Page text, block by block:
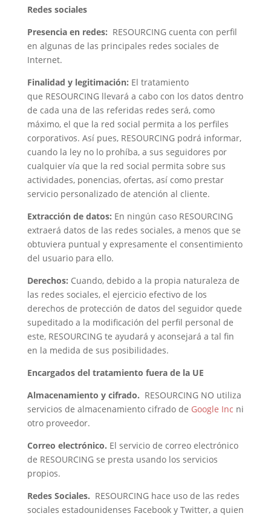
Redes sociales
Presencia en redes: RESOURCING cuenta con perfil
en algunas de las principales redes sociales de
Internet.
Finalidad y legitimación: El tratamiento
que RESOURCING llevará a cabo con los datos dentro
de cada una de las referidas redes será, como
máximo, el que la red social permita a los perfiles
corporativos. Así pues, RESOURCING podrá informar,
cuando la ley no lo prohíba, a sus seguidores por
cualquier vía que la red social permita sobre sus
actividades, ponencias, ofertas, así como prestar
servicio personalizado de atención al cliente.
Extracción de datos: En ningún caso RESOURCING
extraerá datos de las redes sociales, a menos que se
obtuviera puntual y expresamente el consentimiento
del usuario para ello.
Derechos: Cuando, debido a la propia naturaleza de
las redes sociales, el ejercicio efectivo de los
derechos de protección de datos del seguidor quede
supeditado a la modificación del perfil personal de
este, RESOURCING te ayudará y aconsejará a tal fin
en la medida de sus posibilidades.
Encargados del tratamiento fuera de la UE
Almacenamiento y cifrado. RESOURCING NO utiliza
servicios de almacenamiento cifrado de Google Inc ni
otro proveedor.
Correo electrónico. El servicio de correo electrónico
de RESOURCING se presta usando los servicios
propios.
Redes Sociales. RESOURCING hace uso de las redes
sociales estadounidenses Facebook y Twitter, a quien